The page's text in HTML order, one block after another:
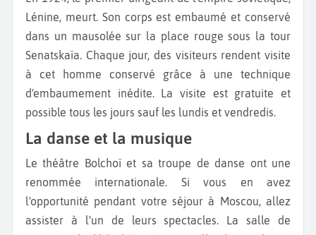
Lénine, meurt. Son corps est embaumé et conservé
dans un mausolée sur la place rouge sous la tour
Senatskaïa. Chaque jour, des visiteurs rendent visite
à cet homme conservé grâce à une technique
d'embaumement inédite. La visite est gratuite et
possible tous les jours sauf les lundis et vendredis.
La danse et la musique
Le théâtre Bolchoï et sa troupe de danse ont une
renommée internationale. Si vous en avez
l'opportunité pendant votre séjour à Moscou, allez
assister à l'un de leurs spectacles. La salle de